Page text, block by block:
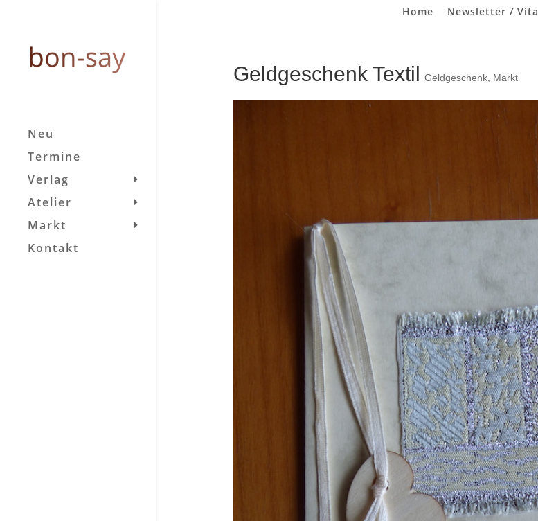
Home Newsletter / Vita
Neu
Termine
Verlag
Atelier
Markt
Kontakt
Geldgeschenk Textil Geldgeschenk, Markt